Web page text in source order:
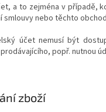
a to zejména v případě,
nebo těchto
účet nemusí být
popř. nutnou
zboží